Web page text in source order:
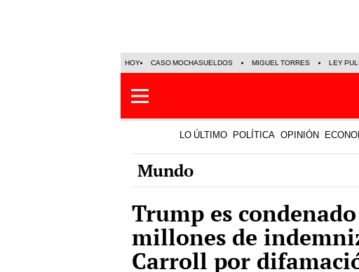
HOY CASO MOCHASUELDOS MIGUEL TORRES LEY
LO ÚLTIMO POLÍTICA OPINIÓN
Mundo
Trump es
millones de
Carroll por